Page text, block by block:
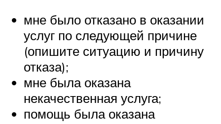
мне было отказано в оказании
услуг по следующей причине
(опишите ситуацию и причину
отказа);
мне была оказана
некачественная услуга;
помощь была оказана